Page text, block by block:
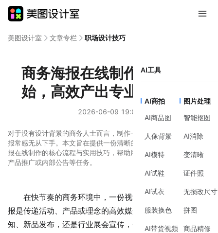
AI工具
AI商拍
AI商品图
人像背景
AI模特
AI试鞋
AI试衣
服装换色
AI带货视频
图片处理
智能抠图
AI消除
变清晰
证件照
无损改尺寸
拼图
商品精修
美图设计室 文章专栏 职场设计技巧
商务海报在线制作：从零开
始，高效产出专业视觉材料
2026-06-09 19:00
对于没有设计背景的商务人士而言，制作一张专业、得体的商务海
报常感无从下手。本文旨在提供一份清晰的思路指引，说明商务海
报在线制作的核心流程与实用技巧，帮助用户高效完成活动宣传、
产品推广或内部公告等任务。
在快节奏的商务环境中，一份视觉清晰、信息突出的海
报是传递活动、产品或理念的高效媒介。无论是内部会议通
知、新品发布，还是行业展会宣传，一张得体的商务海报能